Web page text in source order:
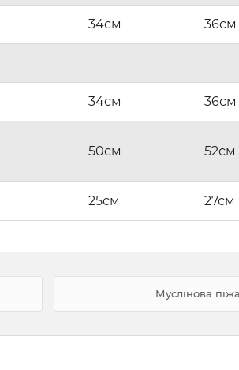
34см 36см
34см 36см
50см 52см
25см 27см
Муслінова